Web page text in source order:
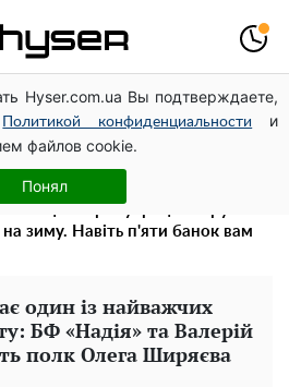
Hyser.com.ua Вы подтверждаете,
Политикой конфиденциальности
и
файлов cookie.
Понял
– це далеко не все: фронтмен
став наступним
блиснула "принадами":
бачили
на зиму. Навіть п'яти банок вам
один із найважчих
БФ «Надія» та Валерій
полк Олега Ширяєва